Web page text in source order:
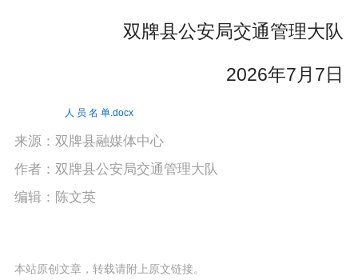
双牌县公安局交通管理大队
2026年7月7日
人 员 名 单.docx
来源：双牌县融媒体中心
作者：双牌县公安局交通管理大队
编辑：陈文英
本站原创文章，转载请附上原文链接。